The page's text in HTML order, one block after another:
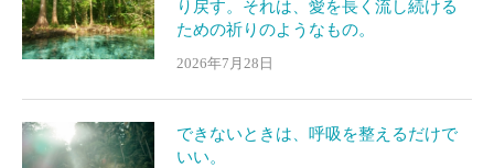
り戻す。それは、愛を長く流し続ける
ための祈りのようなもの。
2026年7月28日
できないときは、呼吸を整えるだけで
いい。